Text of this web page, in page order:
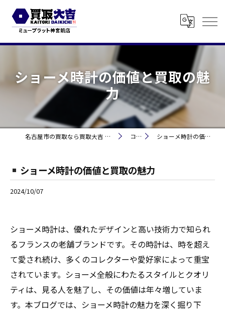
ショーメ時計の価値と買取の魅
力
名古屋市の買取なら買取大吉 ミュープラット神宮前 コラム ショーメ時計の価値と買取の魅力
ショーメ時計の価値と買取の魅力
2024/10/07
ショーメ時計は、優れたデザインと高い技術力で知られ
るフランスの老舗ブランドです。その時計は、時を超え
て愛され続け、多くのコレクターや愛好家によって重宝
されています。ショーメ全般にわたるスタイルとクオリ
ティは、見る人を魅了し、その価値は年々増していま
す。本ブログでは、ショーメ時計の魅力を深く掘り下